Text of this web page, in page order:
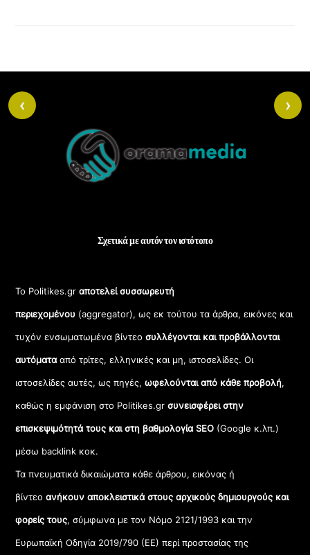
Top
Σχετικά με αυτόν τον ιστότοπο
Το Politikes.grαποτελεί συσσωρευτή
περιεχομένου (aggregator), ως εκ τούτου τα άρθρα, εικόνες και
τυχόν ενσωματωμένα βίντεοσυλλέγονται και προβάλλονται
αυτόματααπό τρίτες, ελληνικές και μη, ιστοσελίδες. Οι
ιστοσελίδες αυτές, ως πηγές,ωφελούνται από κάθε προβολή,
καθώς η εμφάνιση στο Politikes.gr συνεισφέρει στην
επισκεψιμότητά τους και στη βαθμολογία SEO (Google κ.λπ.)
μέσω backlink κοκ.
Τα πνευματικά δικαιώματα κάθε άρθρου, εικόνας ή
βίντεοανήκουν αποκλειστικά στους αρχικούς δημιουργούς και
φορείς τους, σύμφωνα με τον Νόμο 2121/1993 και την
Ευρωπαϊκή Οδηγία 2019/790 (ΕΕ) περί προστασίας της
‹ ›